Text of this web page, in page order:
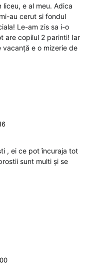
liceu, e al meu. Adica
au cerut si fondul
Le-am zis sa i-o
are copilul 2 parinti! Iar
e o mizerie de
, ei ce pot încuraja tot
sunt multi și se